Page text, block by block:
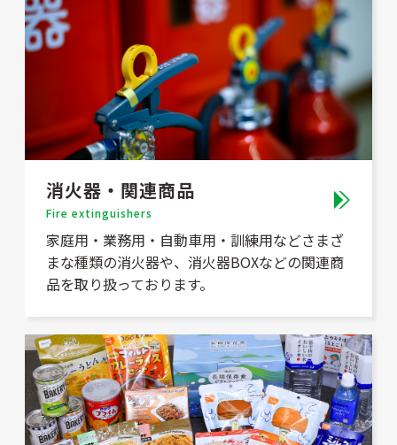
消火器・関連商品
Fire extinguishers
家庭用・業務用・自動車用・訓練用などさまざ
まな種類の消火器や、消火器BOXなどの関連商
品を取り扱っております。